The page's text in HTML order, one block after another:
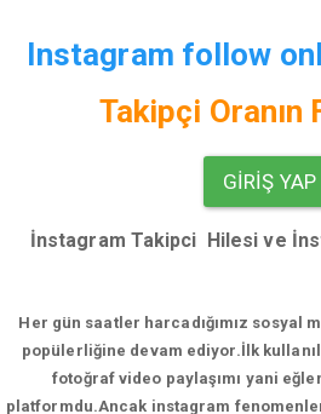
Instagram follow
Takipçi Oranın
GIRIŞ YAP
İnstagram Takipci Hilesi ve
Her gün saatler harcadığımız sosyal
popülerliğine devam ediyor.İlk
fotoğraf video paylaşımı yani
platformdu.Ancak instagram